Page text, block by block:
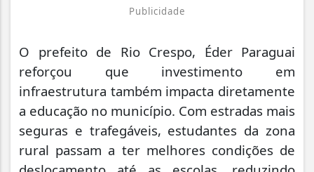
Publicidade
O prefeito de Rio Crespo, Éder Paraguai
reforçou que investimento em
infraestrutura também impacta diretamente
a educação no município. Com estradas mais
seguras e trafegáveis, estudantes da zona
rural passam a ter melhores condições de